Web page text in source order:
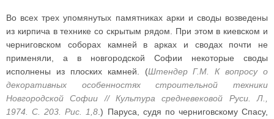
Во всех трех упомянутых памятниках арки и своды возведены
из кирпича в технике со скрытым рядом. При этом в киевском и
черниговском соборах камней в арках и сводах почти не
применяли, а в новгородской Софии некоторые своды
исполнены из плоских камней. (Штендер Г.М. К вопросу о
декоративных особенностях строительной техники
Новгородской Софии // Культура средневековой Руси. Л.,
1974. С. 203. Рис. 1,8 .) Паруса, судя по черниговскому Спасу,